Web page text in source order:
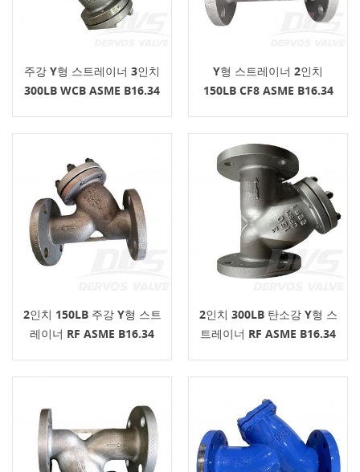
주강 Y형 스트레이너 3인치
300LB WCB ASME B16.34
Y형 스트레이너 2인치
150LB CF8 ASME B16.34
2인치 150LB 주강 Y형 스트
레이너 RF ASME B16.34
2인치 300LB 탄소강 Y형 스
트레이너 RF ASME B16.34